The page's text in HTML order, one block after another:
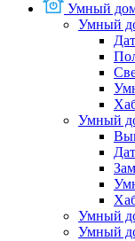
Умный
Умный
Умный
Умный
Умный